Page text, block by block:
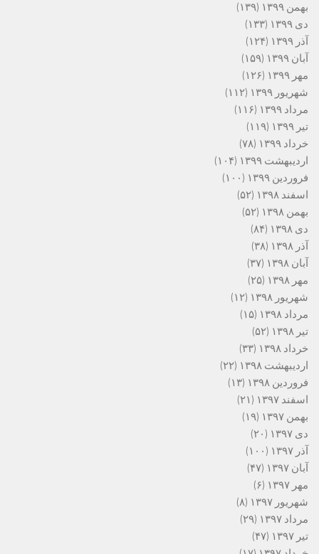
بهمن ۱۳۹۹
(۱۳۹)
دی ۱۳۹۹
(۱۳۳)
آذر ۱۳۹۹
(۱۲۴)
آبان ۱۳۹۹
(۱۵۹)
مهر ۱۳۹۹
(۱۲۶)
شهریور ۱۳۹۹
(۱۱۲)
مرداد ۱۳۹۹
(۱۱۶)
تیر ۱۳۹۹
(۱۱۹)
خرداد ۱۳۹۹
(۷۸)
اردیبهشت ۱۳۹۹
(۱۰۴)
فروردین ۱۳۹۹
(۱۰۰)
اسفند ۱۳۹۸
(۵۲)
بهمن ۱۳۹۸
(۵۲)
دی ۱۳۹۸
(۸۴)
آذر ۱۳۹۸
(۳۸)
آبان ۱۳۹۸
(۳۷)
مهر ۱۳۹۸
(۲۵)
شهریور ۱۳۹۸
(۱۲)
مرداد ۱۳۹۸
(۱۵)
تیر ۱۳۹۸
(۵۲)
خرداد ۱۳۹۸
(۳۳)
اردیبهشت ۱۳۹۸
(۲۲)
فروردین ۱۳۹۸
(۱۳)
اسفند ۱۳۹۷
(۲۱)
بهمن ۱۳۹۷
(۱۹)
دی ۱۳۹۷
(۲۰)
آذر ۱۳۹۷
(۱۰۰)
آبان ۱۳۹۷
(۴۷)
مهر ۱۳۹۷
(۶)
شهریور ۱۳۹۷
(۸)
مرداد ۱۳۹۷
(۲۹)
تیر ۱۳۹۷
(۴۷)